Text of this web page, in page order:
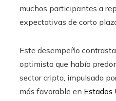
muchos participantes a
expectativas de corto
Este desempeño
optimista que había
sector cripto, impulsado
más favorable en Estados